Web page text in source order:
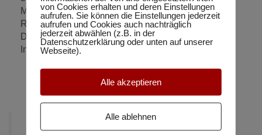
Montag, 09. September 2024 von 17:00 – 19:00 Uhr
Rückgabe und Besprechung der Klausur
Donnerstag, 12. September 2024 von 17:00 – 20:30
Intensivkurs
von Cookies erhalten und deren Einstellungen
aufrufen. Sie können die Einstellungen jederzeit
aufrufen und Cookies auch nachträglich
jederzeit abwählen (z.B. in der
Datenschutzerklärung oder unten auf unserer
Webseite).
Alle akzeptieren
Alle ablehnen